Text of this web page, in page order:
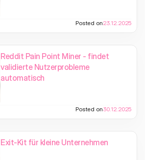
Posted on23.12.2025
Reddit Pain Point Miner - findet
validierte Nutzerprobleme
automatisch
Posted on30.12.2025
Exit-Kit für kleine Unternehmen